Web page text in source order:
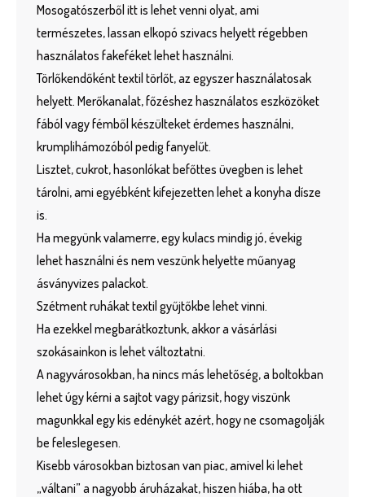
Mosogatószerből itt is lehet venni olyat, ami
természetes, lassan elkopó szivacs helyett régebben
használatos fakeféket lehet használni.
Törlőkendőként textil törlőt, az egyszer használatosak
helyett. Merőkanalat, főzéshez használatos eszközöket
fából vagy fémből készülteket érdemes használni,
krumplihámozóból pedig fanyelűt.
Lisztet, cukrot, hasonlókat befőttes üvegben is lehet
tárolni, ami egyébként kifejezetten lehet a konyha dísze
is.
Ha megyünk valamerre, egy kulacs mindig jó, évekig
lehet használni és nem veszünk helyette műanyag
ásványvizes palackot.
Szétment ruhákat textil gyűjtőkbe lehet vinni.
Ha ezekkel megbarátkoztunk, akkor a vásárlási
szokásainkon is lehet változtatni.
A nagyvárosokban, ha nincs más lehetőség, a boltokban
lehet úgy kérni a sajtot vagy párizsit, hogy viszünk
magunkkal egy kis edénykét azért, hogy ne csomagolják
be feleslegesen.
Kisebb városokban biztosan van piac, amivel ki lehet
„váltani” a nagyobb áruházakat, hiszen hiába, ha ott